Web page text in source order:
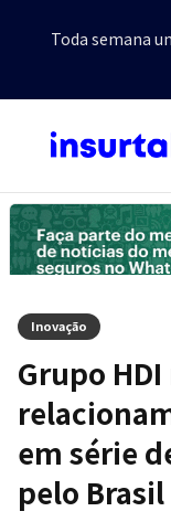
Toda semana
Inovação
Grupo
em série
pelo Brasil